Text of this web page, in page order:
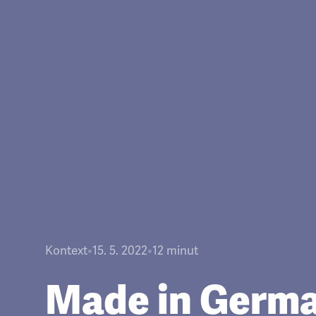
Kontext•15. 5. 2022•12 minut
Made in